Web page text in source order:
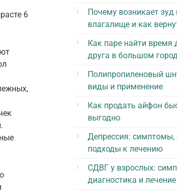
6
Почему возникает зуд
влагалище и как
Как паре найти время
друга в большом
Полипропиленовый
виды и применение
Как продать айфон
выгодно
Депрессия: симптомы,
подходы к лечению
СДВГ у взрослых:
диагностика и лечение